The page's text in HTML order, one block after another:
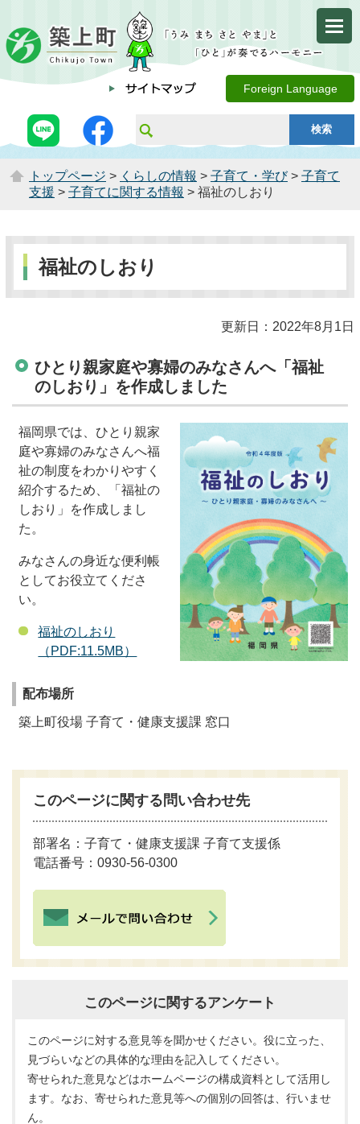
Foreign Language
トップページ > くらしの情報 > 子育て・学び> 子育て
支援 > 子育てに関する情報 > 福祉のしおり
福祉のしおり
更新日：2022年8月1日
ひとり親家庭や寡婦のみなさんへ「福祉
のしおり」を作成しました
福岡県では、ひとり親家
庭や寡婦のみなさんへ福
祉の制度をわかりやすく
紹介するため、「福祉の
しおり」を作成しまし
た。
みなさんの身近な便利帳
としてお役立てくださ
い。
福祉のしおり
（PDF:11.5MB）
配布場所
築上町役場 子育て・健康支援課 窓口
このページに関する問い合わせ先
部署名：子育て・健康支援課 子育て支援係
電話番号：0930-56-0300
このページに関するアンケート
このページに対する意見等を聞かせください。役に立った、
見づらいなどの具体的な理由を記入してください。
寄せられた意見などはホームページの構成資料として活用し
ます。なお、寄せられた意見等への個別の回答は、行いませ
ん。